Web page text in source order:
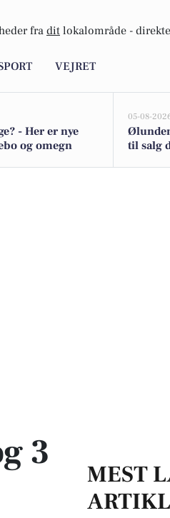
fra dit lokalområde -
VEJRET
- Her er nye
og omegn
05-08-
til salg
3
MEST